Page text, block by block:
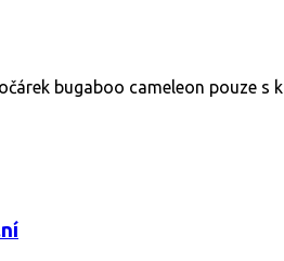
bugaboo cameleon pouze s